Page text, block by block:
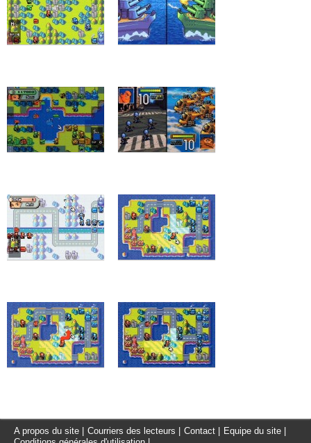
A propos du site Courriers des lecteurs Contact Equipe du site